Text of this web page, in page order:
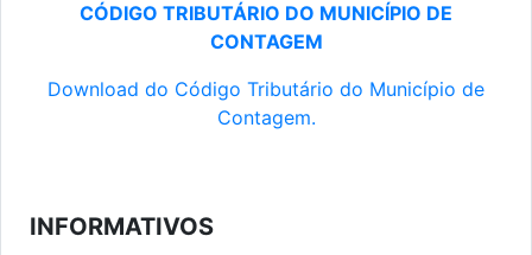
CÓDIGO TRIBUTÁRIO DO MUNICÍPIO DE
CONTAGEM
Download do Código Tributário do Município de
Contagem.
INFORMATIVOS